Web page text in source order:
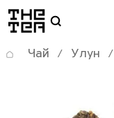
логотип
Чай / Улун /